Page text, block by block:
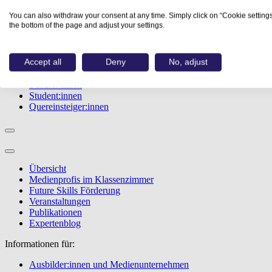
Studiengänge
Events
Berufstest
Informationen für:
Student:innen
Quereinsteiger:innen
Übersicht
Medienprofis im Klassenzimmer
Future Skills Förderung
Veranstaltungen
Publikationen
Expertenblog
Informationen für:
Ausbilder:innen und Medienunternehmen
You can also withdraw your consent at any time. Simply click on “Cookie
the bottom of the page and adjust your settings.
Accept all Deny No, adjust